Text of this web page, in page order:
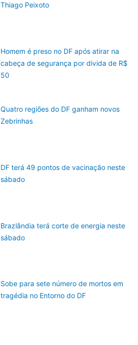
Thiago Peixoto
Homem é preso no DF após atirar na
cabeça de segurança por divida de R$
50
Quatro regiões do DF ganham novos
Zebrinhas
DF terá 49 pontos de vacinação neste
sábado
Brazlândia terá corte de energia neste
sábado
Sobe para sete número de mortos em
tragédia no Entorno do DF